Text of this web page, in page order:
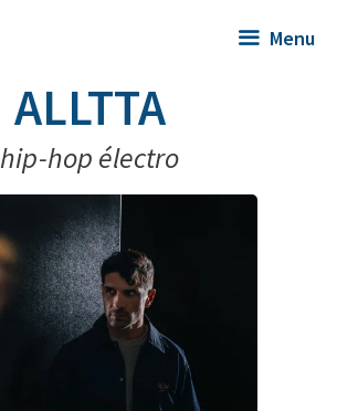
Menu
ALLTTA
hip-hop électro